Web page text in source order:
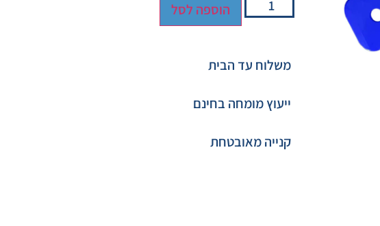
הוספה לסל
משלוח עד הבית
ייעוץ מומחה בחינם
קנייה מאובטחת